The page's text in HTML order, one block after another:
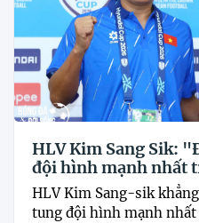
HLV Kim Sang Sik:
đội hình mạnh nhất
HLV Kim Sang-sik
tung đội hình mạnh